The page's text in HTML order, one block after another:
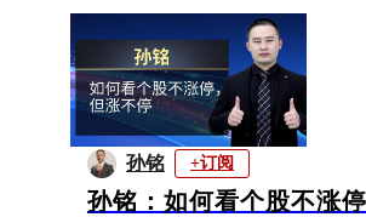
孙铭 +订阅
孙铭：如何看个股不涨